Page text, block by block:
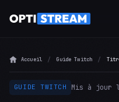
Accueil Guide Twitch
GUIDE TWITCH Mis à jour